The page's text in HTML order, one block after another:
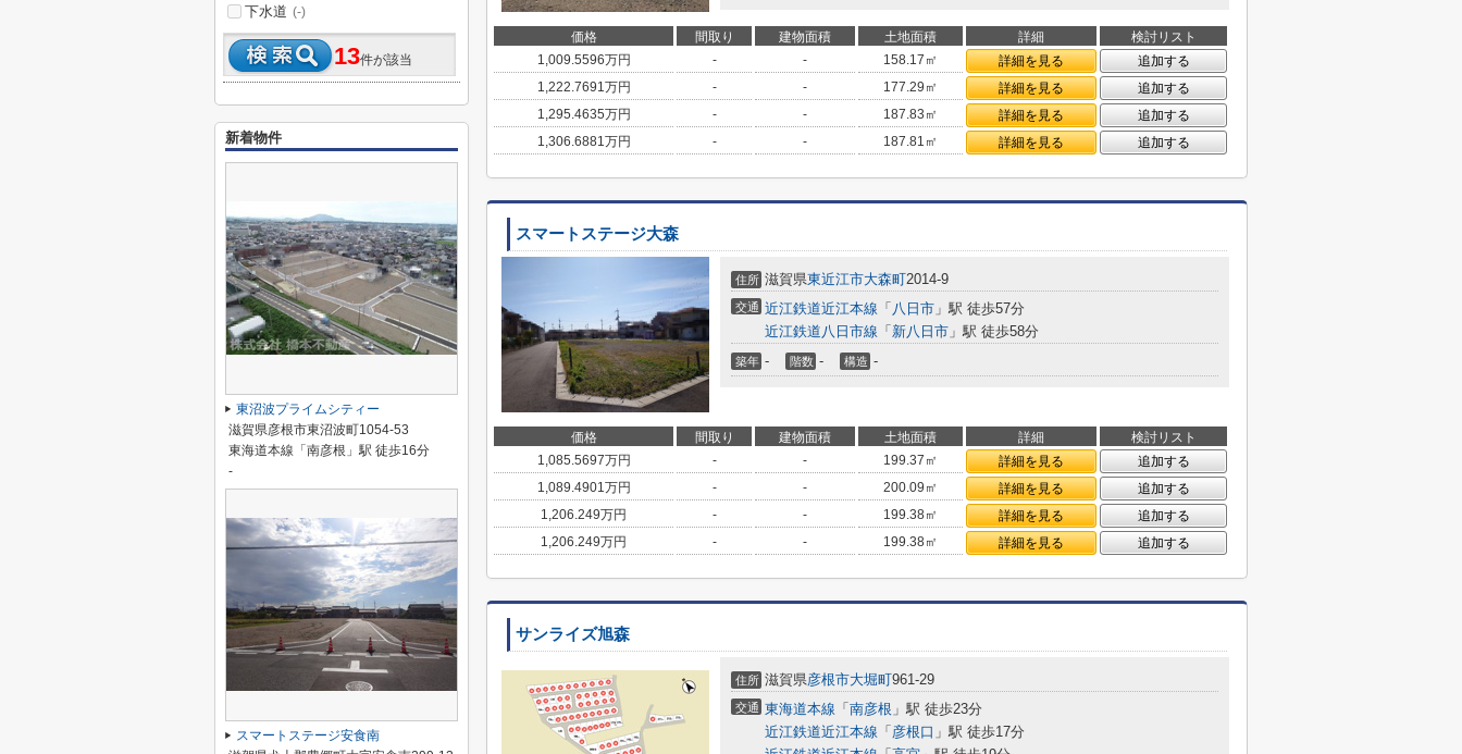
価格 間取り 建物面積 土地面積 詳細
検討リスト
1,009.5596万円 - - 158.17㎡ 詳細を見る
追加する
1,222.7691万円 - - 177.29㎡ 詳細を見る
追加する
1,295.4635万円 - - 187.83㎡ 詳細を見る
追加する
1,306.6881万円 - - 187.81㎡ 詳細を見る 追加する
スマートステージ大森
住所 滋賀県東近江市大森町2014-9
交通 近江鉄道近江本線 「 八日市 」駅 徒歩57分
近江鉄道八日市線 「 新八日市 」駅 徒歩58分
築年 - 階数 - 構造 -
価格 間取り 建物面積 土地面積 詳細
検討リスト
1,085.5697万円 - - 199.37㎡ 詳細を見る
追加する
1,089.4901万円 - - 200.09㎡ 詳細を見る
追加する
1,206.249万円 - - 199.38㎡ 詳細を見る
追加する
1,206.249万円 - - 199.38㎡ 詳細を見る 追加する
サンライズ旭森
住所 滋賀県彦根市大堀町961-29
交通 東海道本線 「 南彦根 」駅 徒歩23分
近江鉄道近江本線 「 彦根口 」駅 徒歩17分
下水道 (-)
13件が該当
新着物件
東沼波プライムシティー
滋賀県彦根市東沼波町1054-53
東海道本線「南彦根」駅 徒歩16分
-
スマートステージ安食南